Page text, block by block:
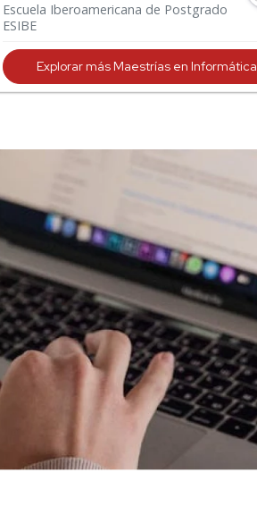
Escuela Iberoamericana de Postgrado
ESIBE
Explorar más Maestrías en Informática